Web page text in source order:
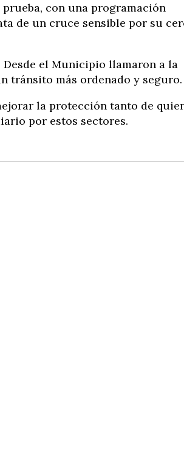
con una programación
de un cruce sensible por su
el Municipio llamaron a la
tránsito más ordenado y seguro.
la protección tanto de
por estos sectores.